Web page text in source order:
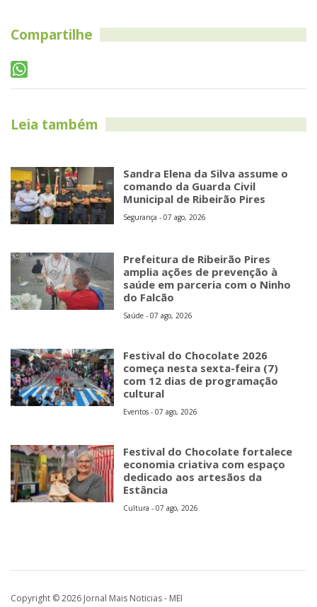
Compartilhe
Leia também
Sandra Elena da Silva assume o
comando da Guarda Civil
Municipal de Ribeirão Pires
Segurança - 07 ago, 2026
Prefeitura de Ribeirão Pires
amplia ações de prevenção à
saúde em parceria com o Ninho
do Falcão
Saúde - 07 ago, 2026
Festival do Chocolate 2026
começa nesta sexta-feira (7)
com 12 dias de programação
cultural
Eventos - 07 ago, 2026
Festival do Chocolate fortalece
economia criativa com espaço
dedicado aos artesãos da
Estância
Cultura - 07 ago, 2026
Copyright © 2026 Jornal Mais Noticias - MEI